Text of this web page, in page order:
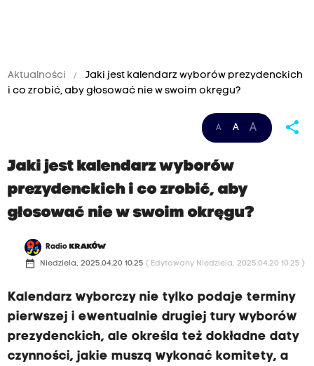
Aktualności
Jaki jest kalendarz wyborów prezydenckich
i co zrobić, aby głosować nie w swoim okręgu?
A A A share
Jaki jest kalendarz wyborów
prezydenckich i co zrobić, aby
głosować nie w swoim okręgu?
Radio KRAKÓW
date_range Niedziela, 2025.04.20 10:25 ( Edytowany Niedziela, 2025.04.20 10:25 )
Kalendarz wyborczy nie tylko podaje terminy
pierwszej i ewentualnie drugiej tury wyborów
prezydenckich, ale określa też dokładne daty
czynności, jakie muszą wykonać komitety, a